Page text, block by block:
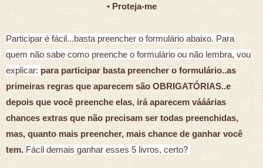
• Proteja-me
Participar é fácil...basta preencher o formulário abaixo. Para
quem não sabe como preenche o formulário ou não lembra, vou
explicar: para participar basta preencher o formulário..as
primeiras regras que aparecem são OBRIGATÓRIAS..e
depois que você preenche elas, irá aparecem vááárias
chances extras que não precisam ser todas preenchidas,
mas, quanto mais preencher, mais chance de ganhar você
tem. Fácil demais ganhar esses 5 livros, certo?